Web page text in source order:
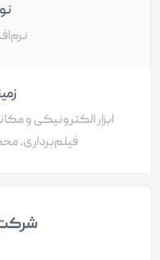
ابزار الکترونیکی و
فیلم‌برداری،